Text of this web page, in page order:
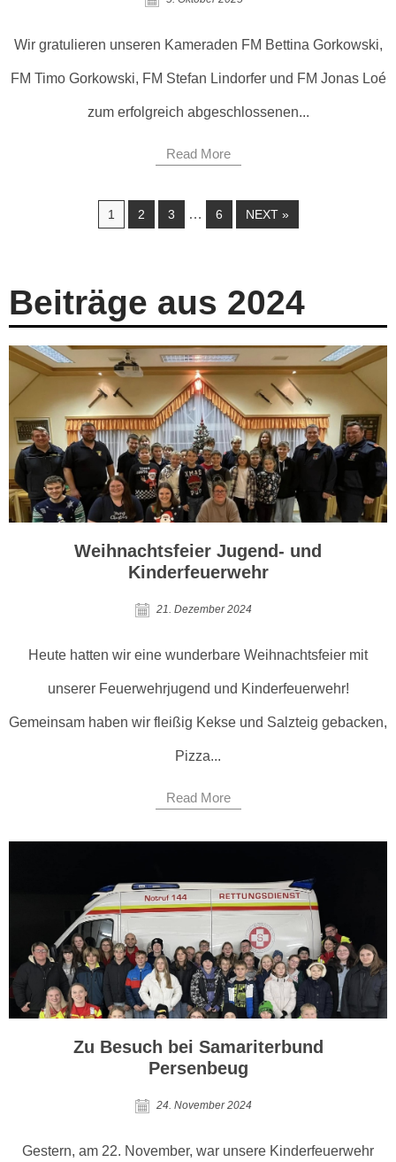
Wir gratulieren unseren Kameraden FM Bettina Gorkowski,
FM Timo Gorkowski, FM Stefan Lindorfer und FM Jonas Loé
zum erfolgreich abgeschlossenen...
Read More
1 2 3 … 6 NEXT »
Beiträge aus 2024
Weihnachtsfeier Jugend- und
Kinderfeuerwehr
21. Dezember 2024
Heute hatten wir eine wunderbare Weihnachtsfeier mit
unserer Feuerwehrjugend und Kinderfeuerwehr!
Gemeinsam haben wir fleißig Kekse und Salzteig gebacken,
Pizza...
Read More
Zu Besuch bei Samariterbund
Persenbeug
24. November 2024
Gestern, am 22. November, war unsere Kinderfeuerwehr